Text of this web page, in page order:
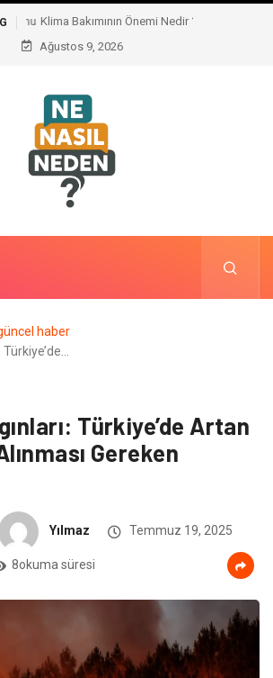
Klima Bakımının Önemi Nedir ?
Ağustos 9, 2026
haber
Türkiye’de Artan
Gereken
Yılmaz Temmuz 19, 2025
8okuma süresi